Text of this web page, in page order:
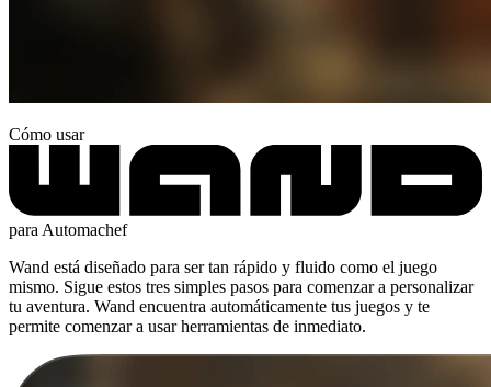
Cómo usar
para Automachef
Wand está diseñado para ser tan rápido y fluido como el juego
mismo. Sigue estos tres simples pasos para comenzar a personalizar
tu aventura. Wand encuentra automáticamente tus juegos y te
permite comenzar a usar herramientas de inmediato.